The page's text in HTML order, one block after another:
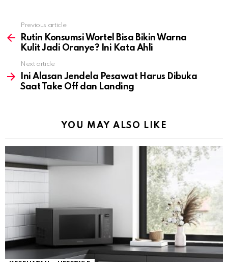
more
Previous article
Rutin Konsumsi Wortel Bisa Bikin Warna
Kulit Jadi Oranye? Ini Kata Ahli
Next article
Ini Alasan Jendela Pesawat Harus Dibuka
Saat Take Off dan Landing
YOU MAY ALSO LIKE